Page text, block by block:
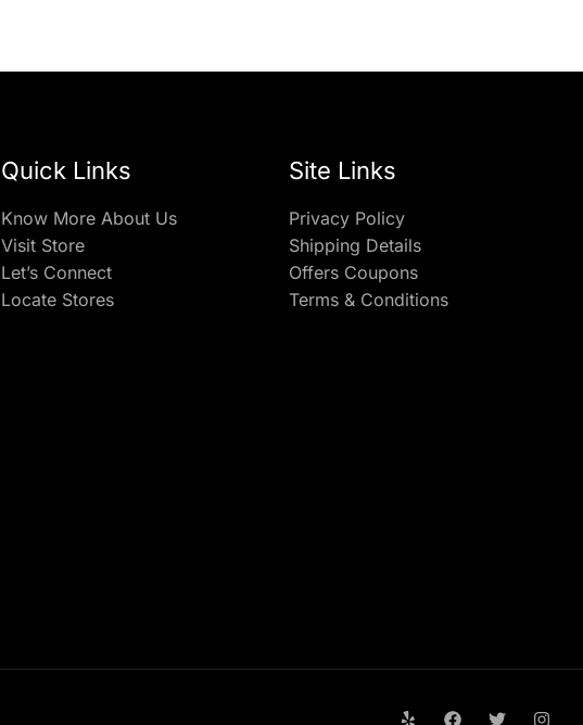
Quick Links
Know More About Us
Visit Store
Let’s Connect
Locate Stores
Site Links
Privacy Policy
Shipping Details
Offers Coupons
Terms & Conditions